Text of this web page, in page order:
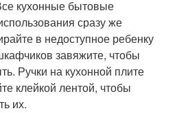
кухонные бытовые
сразу же
в недоступное ребенку
завяжите, чтобы
Ручки на кухонной плите
клейкой лентой, чтобы
их.